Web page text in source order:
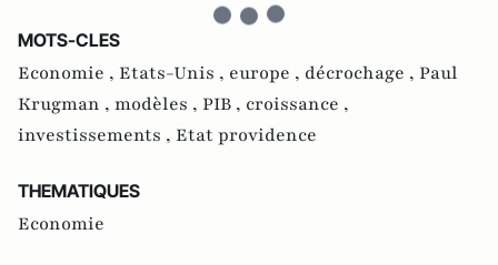
MOTS-CLES
Economie , Etats-Unis , europe , décrochage , Paul
Krugman , modèles , PIB , croissance ,
investissements , Etat providence
THEMATIQUES
Economie